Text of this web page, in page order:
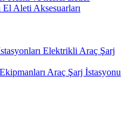
El Aleti Aksesuarları
Elektrikli Araç Şarj
Araç Şarj İstasyonu